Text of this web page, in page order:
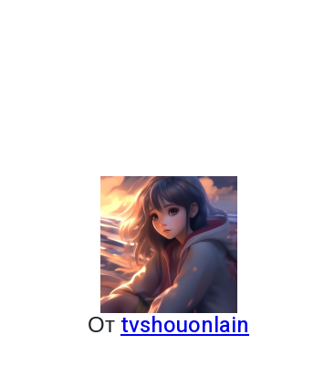
От tvshouonlain